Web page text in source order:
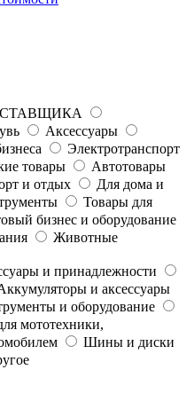
Аксессуары
Электротранспорт
товары
Автотовары
и отдых
Для дома и
Товары для
бизнес и оборудование
Животные
и принадлежности
и аксессуары
и оборудование
мототехники,
Шины и диски